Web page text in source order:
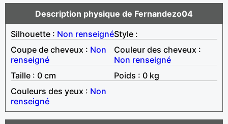
Description physique de Fernandezo04
Silhouette : Non renseignéStyle :
Coupe de cheveux : Non
renseigné
Couleur des cheveux :
Non renseigné
Taille : 0 cm
Poids : 0 kg
Couleurs des yeux : Non
renseigné